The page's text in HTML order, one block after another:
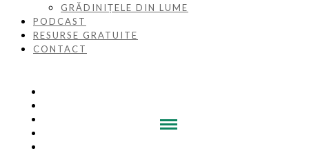
GRĂDINIȚELE DIN LUME
PODCAST
RESURSE GRATUITE
CONTACT